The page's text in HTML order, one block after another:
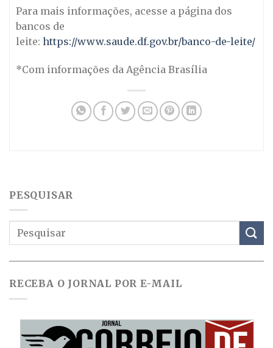
Para mais informações, acesse a página dos
bancos de
leite: https://www.saude.df.gov.br/banco-de-leite/
*Com informações da Agência Brasília
PESQUISAR
RECEBA O JORNAL POR E-MAIL